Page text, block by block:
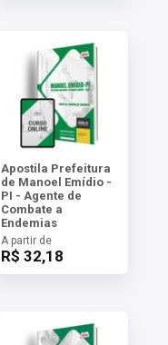
Apostila Prefeitura
de Manoel Emídio -
PI - Agente de
Combate a
Endemias
A partir de
R$ 32,18